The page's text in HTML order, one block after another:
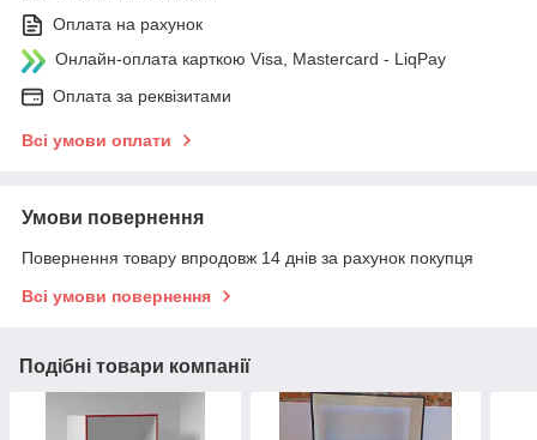
Оплата на рахунок
Онлайн-оплата карткою Visa, Mastercard - LiqPay
Оплата за реквізитами
Всі умови оплати
Умови повернення
Повернення товару впродовж 14 днів за рахунок покупця
Всі умови повернення
Подібні товари компанії